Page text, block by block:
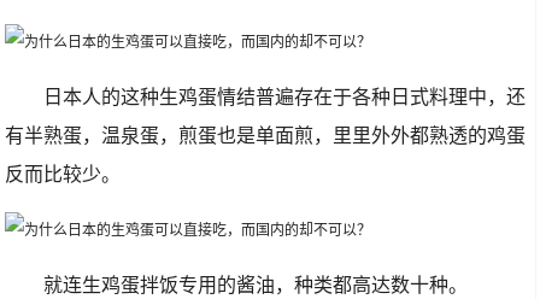
日本人的这种生鸡蛋情结普遍存在于各种日式料理中，还
有半熟蛋，温泉蛋，煎蛋也是单面煎，里里外外都熟透的鸡蛋
反而比较少。
就连生鸡蛋拌饭专用的酱油，种类都高达数十种。